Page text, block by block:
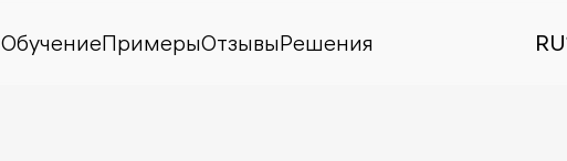
ОбучениеПримерыОтзывыРешения RU